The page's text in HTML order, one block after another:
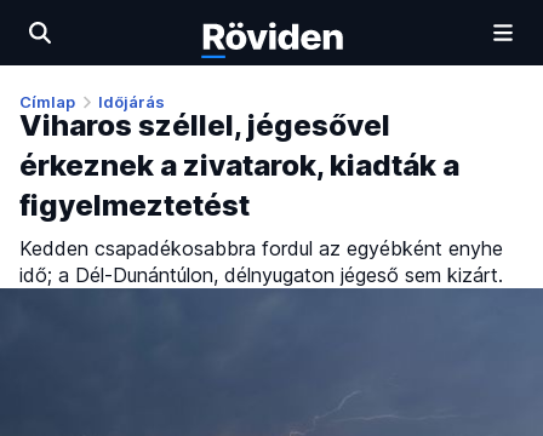
Címlap Időjárás
Viharos széllel, jégesővel
érkeznek a zivatarok, kiadták a
figyelmeztetést
Kedden csapadékosabbra fordul az egyébként enyhe
idő; a Dél-Dunántúlon, délnyugaton jégeső sem kizárt.